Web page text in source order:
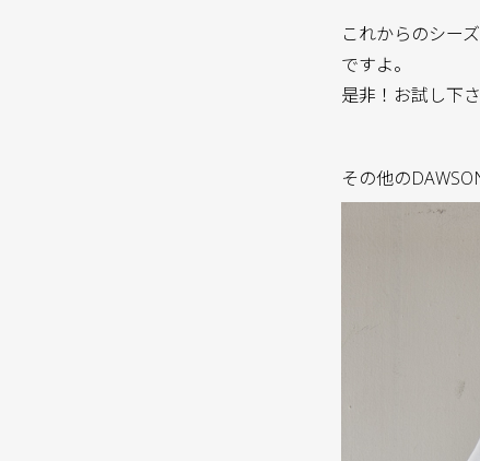
これからのシー
ですよ。
是非！お試し下さ
その他の